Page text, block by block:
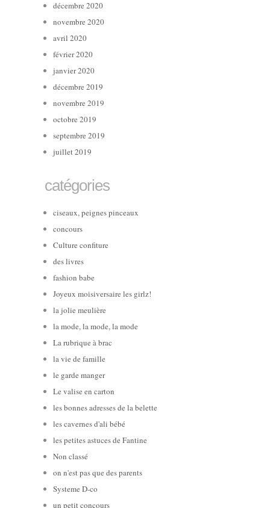
décembre 2020
novembre 2020
avril 2020
février 2020
janvier 2020
décembre 2019
novembre 2019
octobre 2019
septembre 2019
juillet 2019
catégories
ciseaux, peignes pinceaux
concours
Culture confiture
des livres
fashion babe
Joyeux moisiversaire les girlz!
la jolie meulière
la mode, la mode, la mode
La rubrique à brac
la vie de famille
le garde manger
Le valise en carton
les bonnes adresses de la belette
les cavernes d'ali bébé
les petites astuces de Fantine
Non classé
on n'est pas que des parents
Systeme D-co
un petit concours